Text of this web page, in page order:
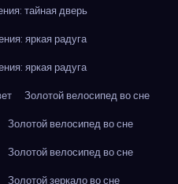
тайная дверь
яркая радуга
яркая радуга
Золотой велосипед во сне
Золотой велосипед во сне
Золотой велосипед во сне
Золотой зеркало во сне